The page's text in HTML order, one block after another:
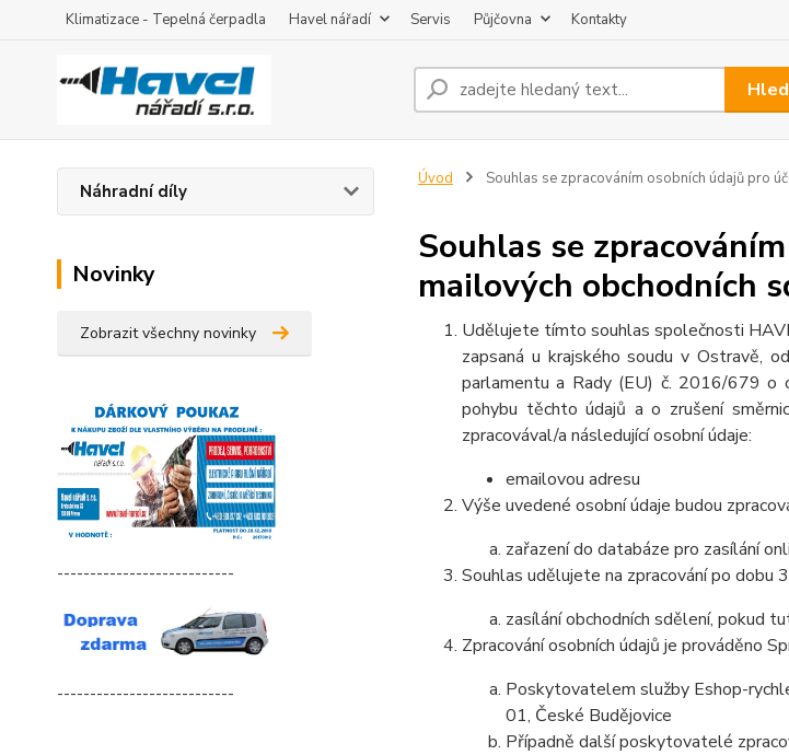
Klimatizace - Tepelná čerpadla Havel nářadí Servis Půjčovna Kontakty
Náhradní díly
Novinky
Zobrazit všechny novinky
---------------------------
---------------------------
Úvod Souhlas se zpracováním osobních údajů pro
Souhlas se
mailových obchodních
Udělujete tímto souhlas společnosti
zapsaná u krajského soudu v Ostravě,
parlamentu a Rady (EU) č. 2016/679 o
pohybu těchto údajů a o zrušení
zpracovával/a následující osobní údaje:
emailovou adresu
Výše uvedené osobní údaje budou
zařazení do databáze pro zasílání
Souhlas udělujete na zpracování po dobu
zasílání obchodních sdělení, pokud
Zpracování osobních údajů je prováděno
Poskytovatelem služby Eshop-
01, České Budějovice
Případně další poskytovatelé